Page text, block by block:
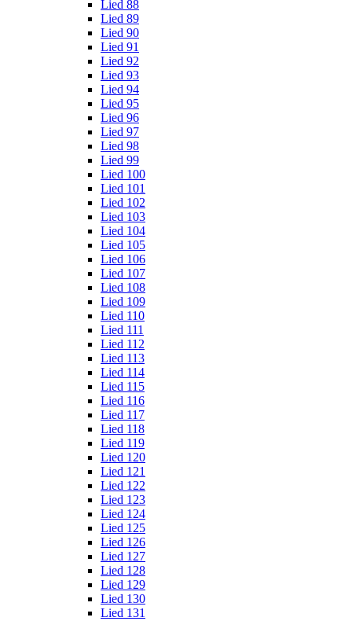
Lied 88
Lied 89
Lied 90
Lied 91
Lied 92
Lied 93
Lied 94
Lied 95
Lied 96
Lied 97
Lied 98
Lied 99
Lied 100
Lied 101
Lied 102
Lied 103
Lied 104
Lied 105
Lied 106
Lied 107
Lied 108
Lied 109
Lied 110
Lied 111
Lied 112
Lied 113
Lied 114
Lied 115
Lied 116
Lied 117
Lied 118
Lied 119
Lied 120
Lied 121
Lied 122
Lied 123
Lied 124
Lied 125
Lied 126
Lied 127
Lied 128
Lied 129
Lied 130
Lied 131